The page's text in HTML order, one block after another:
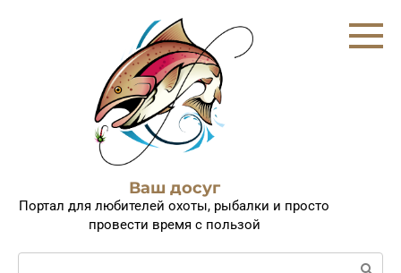
Ваш досуг
Портал для любителей охоты, рыбалки и просто
провести время с пользой
Поиск: